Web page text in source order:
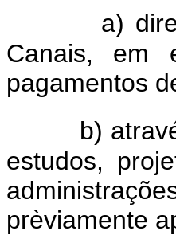
a)
Canais, em
pagamentos
b)
estudos,
prèviamente